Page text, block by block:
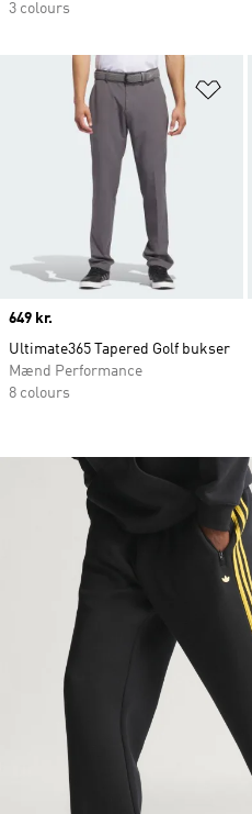
3 colours
Price
649 kr.
Ultimate365 Tapered Golf bukser
Mænd Performance
8 colours